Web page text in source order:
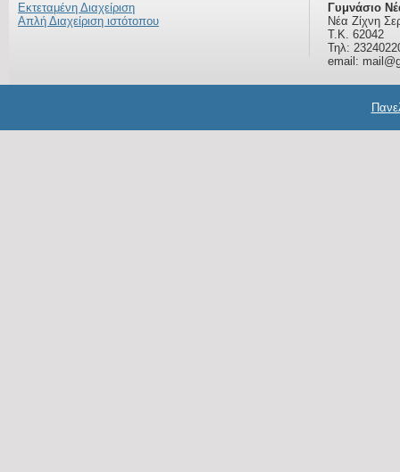
Εκτεταμένη Διαχείριση
Απλή Διαχείριση ιστότοπου
Γυμνάσιο
Νέα Ζίχνη
Τ.Κ. 62042
Τηλ:
email: